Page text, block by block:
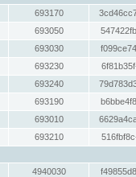
693170
693050
693030
693230
693240
693190
693010
693210
4940030